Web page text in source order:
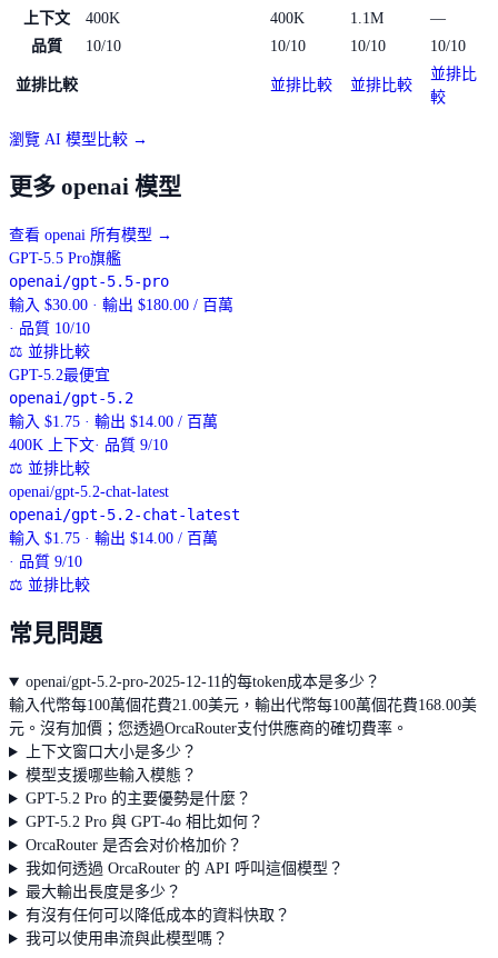
上下文 400K 400K 1.1M
—
品質
10/10 10/10 10/10 10/10
並排比較 並排比較 並排比較
並排比
較
瀏覽 AI 模型比較 →
更多 openai 模型
查看 openai 所有模型 →
GPT-5.5 Pro旗艦
openai/gpt-5.5-pro
輸入 $30.00 · 輸出 $180.00 / 百萬
· 品質 10/10
⚖ 並排比較
GPT-5.2最便宜
openai/gpt-5.2
輸入 $1.75 · 輸出 $14.00 / 百萬
400K
上下文· 品質 9/10
⚖ 並排比較
openai/gpt-5.2-chat-latest
openai/gpt-5.2-chat-latest
輸入 $1.75 · 輸出 $14.00 / 百萬
· 品質 9/10
⚖ 並排比較
常見問題
openai/gpt-5.2-pro-2025-12-11的每token成本是多少？
輸入代幣每100萬個花費21.00美元，輸出代幣每100萬個花費168.00美
元。沒有加價；您透過OrcaRouter支付供應商的確切費率。
上下文窗口大小是多少？
模型支援哪些輸入模態？
GPT-5.2 Pro 的主要優勢是什麼？
GPT-5.2 Pro 與 GPT-4o 相比如何？
OrcaRouter 是否会对价格加价？
我如何透過 OrcaRouter 的 API 呼叫這個模型？
最大輸出長度是多少？
有沒有任何可以降低成本的資料快取？
我可以使用串流與此模型嗎？